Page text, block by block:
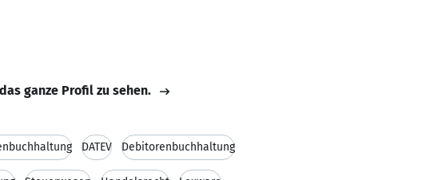
ganze Profil zu sehen.
DATEV Debitorenbuchhaltung